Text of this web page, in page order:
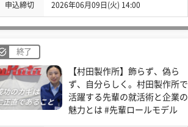
申込締切 2026年06月09日(火) 14:00
終了
【村田製作所】飾らず、偽ら
ず、自分らしく。村田製作所で
活躍する先輩の就活術と企業の
魅力とは #先輩ロールモデル